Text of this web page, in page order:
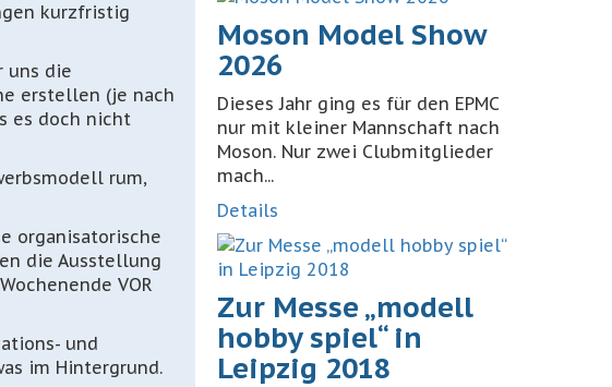
kurzfristig
uns die
erstellen (je nach
es doch nicht
rum,
organisatorische
die Ausstellung
VOR
und
im Hintergrund.
Moson Model Show
2026
Dieses Jahr ging es für den EPMC
nur mit kleiner Mannschaft nach
Moson. Nur zwei Clubmitglieder
mach...
Details
Zur Messe „modell
hobby spiel“ in
Leipzig 2018